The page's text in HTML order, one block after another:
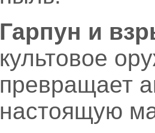
Гарпун и
культовое
превращает
настоящую